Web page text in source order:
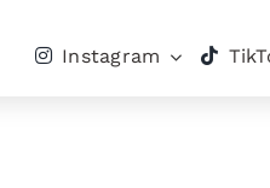
Instagram